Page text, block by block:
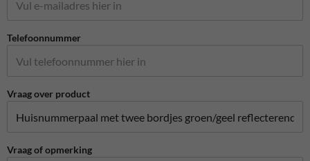
Telefoonnummer
Vraag over product
Vraag of opmerking